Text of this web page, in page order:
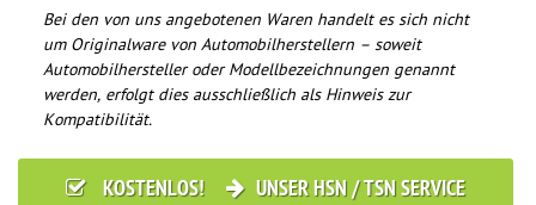
Bei den von uns angebotenen Waren handelt es sich nicht
um Originalware von Automobilherstellern – soweit
Automobilhersteller oder Modellbezeichnungen genannt
werden, erfolgt dies ausschließlich als Hinweis zur
Kompatibilität.
KOSTENLOS! UNSER HSN / TSN SERVICE